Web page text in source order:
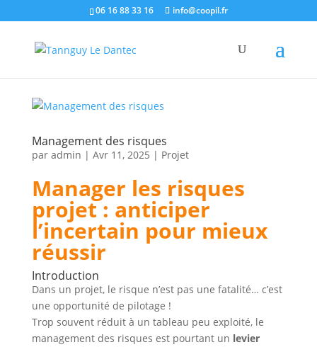
06 16 88 33 16 info@coopil.fr
Management des risques
par admin | Avr 11, 2025 | Projet
Manager les risques
projet : anticiper
l’incertain pour mieux
réussir
Introduction
Dans un projet, le risque n’est pas une fatalité… c’est
une opportunité de pilotage !
Trop souvent réduit à un tableau peu exploité, le
management des risques est pourtant un levier